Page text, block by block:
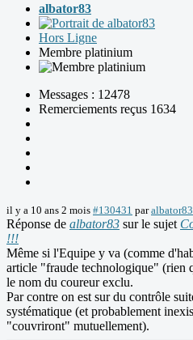
albator83
Hors Ligne
Membre platinium
Messages : 12478
Remerciements reçus 1634
il y a 10 ans 2 mois #130431 paralbator83
Réponse de albator83 sur le sujet
!!!
Même si l'Equipe y va (comme
article "fraude technologique" (rien
le nom du coureur exclu.
Par contre on est sur du contrôle
systématique (et probablement
"couvriront" mutuellement).